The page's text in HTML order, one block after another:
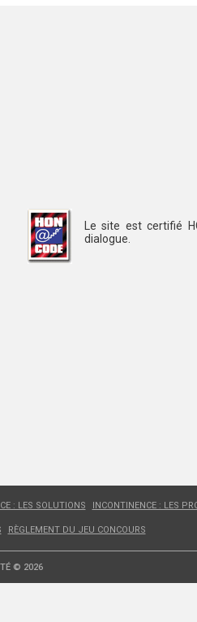
Le site est certifié
dialogue.
: LES SOLUTIONS INCONTINENCE : LES
RÈGLEMENT DU JEU CONCOURS
© 2026